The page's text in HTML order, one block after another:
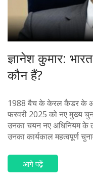
ज्ञानेश कुमार:
कौन हैं?
1988 बैच के केरल कैडर के
फरवरी 2025 को नए मुख्य
उनका चयन नए अधिनियम के
उनका कार्यकाल महत्वपूर्ण
आगे पढ़ें